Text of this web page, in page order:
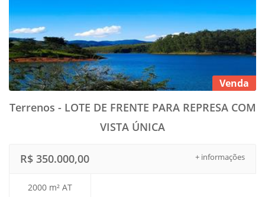
Venda
Terrenos - LOTE DE FRENTE PARA REPRESA COM
VISTA ÚNICA
+ informações
R$ 350.000,00
2000 m² AT